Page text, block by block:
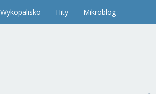
Wykopalisko Hity Mikroblog